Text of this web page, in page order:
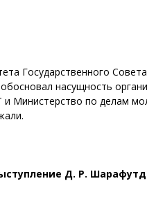
Государственного
насущность
Министерство по делам
Д. Р.